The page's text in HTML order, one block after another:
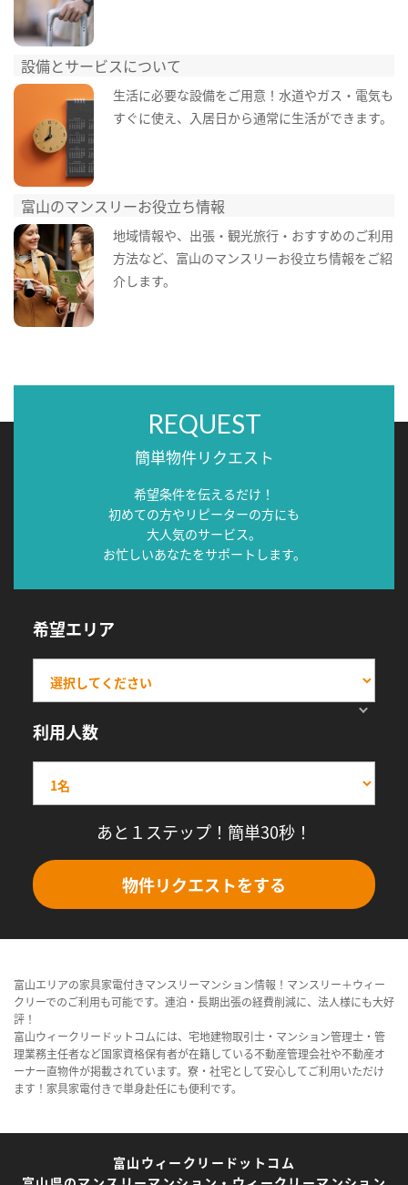
設備とサービスについて
生活に必要な設備をご用意！水道やガス・電気も
すぐに使え、入居日から通常に生活ができます。
富山のマンスリーお役立ち情報
地域情報や、出張・観光旅行・おすすめのご利用
方法など、富山のマンスリーお役立ち情報をご紹
介します。
REQUEST
簡単物件リクエスト
希望条件を伝えるだけ！
初めての方やリピーターの方にも
大人気のサービス。
お忙しいあなたをサポートします。
希望エリア
利用人数
あと１ステップ！簡単30秒！
物件リクエストをする
富山エリアの家具家電付きマンスリーマンション情報！マンスリー＋ウィー
クリーでのご利用も可能です。連泊・長期出張の経費削減に、法人様にも大好
評！
富山ウィークリードットコムには、宅地建物取引士・マンション管理士・管
理業務主任者など国家資格保有者が在籍している不動産管理会社や不動産オ
ーナー直物件が掲載されています。寮・社宅として安心してご利用いただけ
ます！家具家電付きで単身赴任にも便利です。
富山ウィークリードットコム